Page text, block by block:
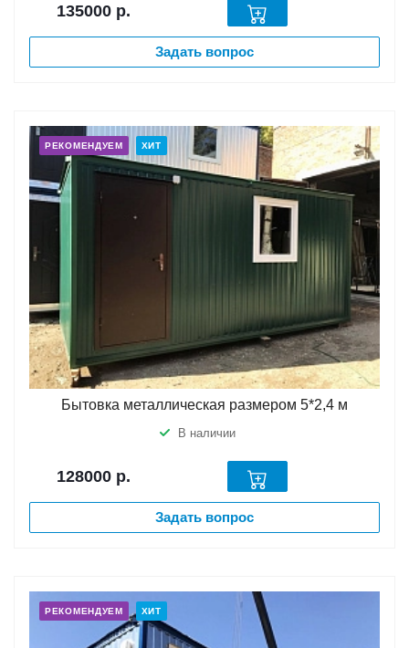
135000 р.
Задать вопрос
РЕКОМЕНДУЕМ ХИТ
Бытовка металлическая размером 5*2,4 м
В наличии
128000 р.
Задать вопрос
РЕКОМЕНДУЕМ ХИТ